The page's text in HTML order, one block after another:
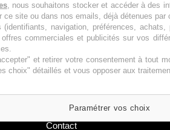
A PROPOS
Qui sommes nous ?
Mentions Légales
Politique de Cookies
Contact
, nous souhaitons stocker et accéder à des
ce site ou dans nos emails, déjà détenues
(identifiants, navigation, préférences,
commerciales et publicités sur vos
et retirer votre consentement à tout
choix" détaillés et vous opposer aux
Paramétrer vos choix